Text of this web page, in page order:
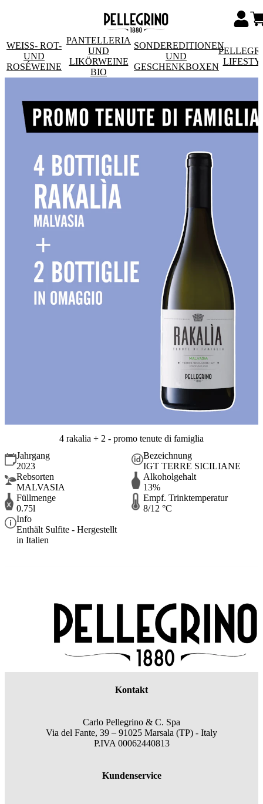
WEISS- ROT- U
ND R
OSÉWEINE
PANTELLERIA
UND
LIKÖRWEINE
BIO
SONDEREDITIONEN
UND
GESCHENKBOXEN
4 rakalia + 2 - promo tenute di famiglia
Jahrgang
2023
Bezeichnung
IGT TERRE SICILIANE
Rebsorten
MALVASIA
Alkoholgehalt
13%
Füllmenge
0.75l
Empf. Trinktemperatur
8/12 °C
Info
Enthält Sulfite - Hergestellt
in Italien
Kontakt
Carlo Pellegrino & C. Spa
Via del Fante, 39 – 91025 Marsala (TP) - Italy
P.IVA 00062440813
Kundenservice